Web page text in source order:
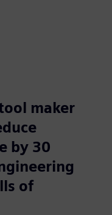
maker
by 30
of